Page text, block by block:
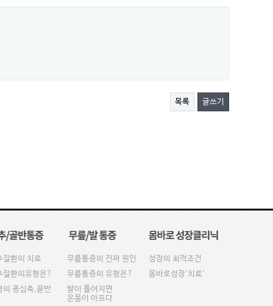
목록 글쓰기
질환의 치료
질환의유형은?
의 중심축,골반
무릎통증의 진짜 원인
무릎통증의 유형은?
발이 틀어지면
온몸이 아프다
성장의 최적조건
몸바로성장'치료'